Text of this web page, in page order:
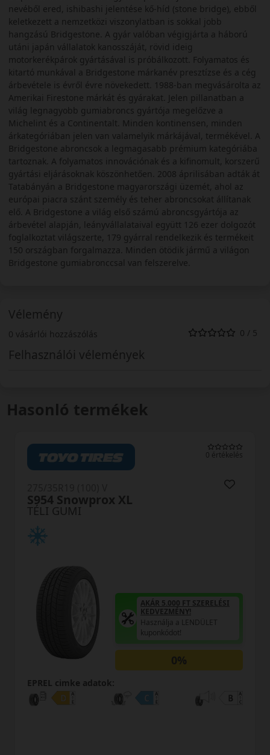
nevéből ered, ishibashi jelentése kő-híd (stone bridge), ebből
keletkezett a nemzetközi viszonylatban is sokkal jobb
hangzású Bridgestone. A gyár valóban végigjárta a háború
utáni japán vállalatok kanosszáját, rövid ideig
motorkerékpárok gyártásával is próbálkozott. Folyamatos és
kitartó munkával a Bridgestone márkanév presztízse és a cég
árbevétele is évről évre növekedett. 1988-ban megvásárolta az
Amerikai Firestone márkát és gyárakat. Jelen pillanatban a
világ legnagyobb gumiabroncs gyártója megelőzve a
Michelint és a Continentalt. Minden kontinensen, minden
árkategóriában jelen van valamelyik márkájával, termékével. A
Bridgestone abroncsok a legmagasabb prémium kategóriába
tartoznak. A folyamatos innovációnak és a kifinomult, korszerű
gyártási eljárásoknak köszönhetően. 2008 áprilisában adták át
Tatabányán a Bridgestone magyarországi üzemét, ahol az
európai piacra szánt személy és teher abroncsokat állítanak
elő. A Bridgestone a világ első számú abroncsgyártója az
árbevétel alapján, leányvállalataival együtt 126 ezer dolgozót
foglalkoztat világszerte, 179 gyárral rendelkezik és termékeit
150 országban forgalmazza. Minden ötödik jármű a világon
Bridgestone gumiabronccsal van felszerelve.
Vélemény
0 vásárlói hozzászólás 0 / 5
Felhasználói vélemények
Hasonló termékek
0
TÉLI GUMI
HS02 PRO Eurowinter XL MFS
AKÁR 5.000 FT SZERELÉSI
KEDVEZMÉNY!
Használja a LENDÜLET
kuponkódot!
EPREL cimke adatok: